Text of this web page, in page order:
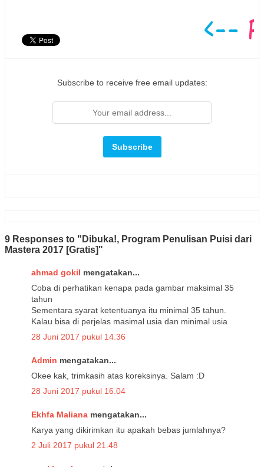
Subscribe to receive free email updates:
9 Responses to "Dibuka!, Program Penulisan Puisi dari
Mastera 2017 [Gratis]"
ahmad gokil mengatakan...
Coba di perhatikan kenapa pada gambar maksimal 35
tahun
Sementara syarat ketentuanya itu minimal 35 tahun.
Kalau bisa di perjelas masimal usia dan minimal usia
28 Juni 2017 pukul 14.36
Admin mengatakan...
Okee kak, trimkasih atas koreksinya. Salam :D
28 Juni 2017 pukul 16.04
Ekhfa Maliana mengatakan...
Karya yang dikirimkan itu apakah bebas jumlahnya?
2 Juli 2017 pukul 21.48